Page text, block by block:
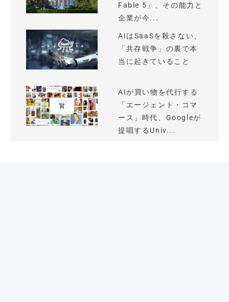
Fable 5」、その能力と
企業が今...
AIはSaaSを殺さない、
「共存戦争」の裏で本
当に起きていること
AIが買い物を代行する
「エージェント・コマ
ース」時代、Googleが
提唱するUniv...